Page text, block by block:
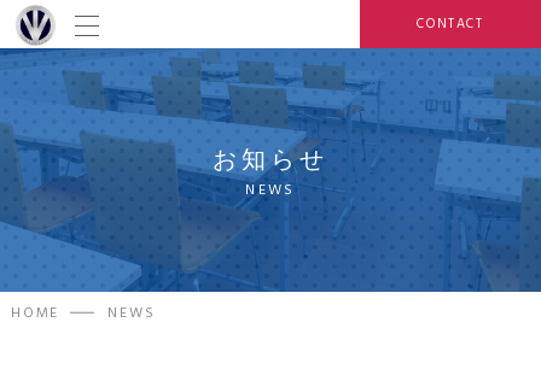
CONTACT
お知らせ
NEWS
HOME NEWS